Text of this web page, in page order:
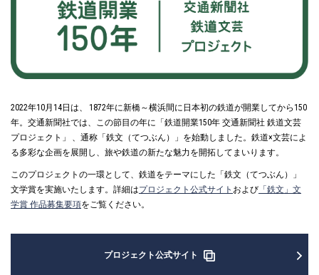
2022年10月14日は、 1872年に新橋～横浜間に日本初の鉄道が開業してから150
年。交通新聞社では、この節目の年に「鉄道開業150年 交通新聞社 鉄道文芸
プロジェクト」 、通称「鉄文（てつぶん）」を始動しました。鉄道×文芸によ
る多彩な企画を展開し、旅や鉄道の新たな魅力を開拓してまいります。
このプロジェクトの一環として、鉄道をテーマにした「鉄文（てつぶん）」
文学賞を実施いたします。詳細はプロジェクト公式サイト および 「鉄文」文
学賞 作品募集要項をご覧ください。
プロジェクト公式サイト